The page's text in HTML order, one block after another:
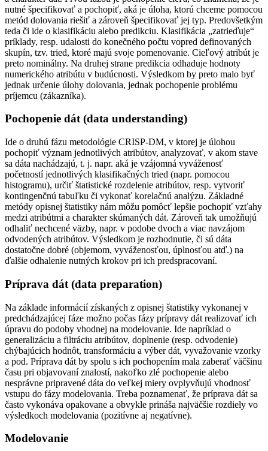
nutné špecifikovať a pochopiť, aká je úloha, ktorú chceme pomocou
metód dolovania riešiť a zároveň špecifikovať jej typ. Predovšetkým
teda či ide o klasifikáciu alebo predikciu. Klasifikácia „zatrieďuje“
príklady, resp. udalosti do konečného počtu vopred definovaných
skupín, tzv. tried, ktoré majú svoje pomenovanie. Cieľový atribút je
preto nominálny. Na druhej strane predikcia odhaduje hodnoty
numerického atribútu v budúcnosti. Výsledkom by preto malo byť
jednak určenie úlohy dolovania, jednak pochopenie problému
príjemcu (zákazníka).
Pochopenie dát (data understanding)
Ide o druhú fázu metodológie CRISP-DM, v ktorej je úlohou
pochopiť význam jednotlivých atribútov, analyzovať, v akom stave
sa dáta nachádzajú, t. j. napr. aká je vzájomná vyváženosť
početností jednotlivých klasifikačných tried (napr. pomocou
histogramu), určiť štatistické rozdelenie atribútov, resp. vytvoriť
kontingenčnú tabuľku či vykonať korelačnú analýzu. Základné
metódy opisnej štatistiky nám môžu pomôcť lepšie pochopiť vzťahy
medzi atribútmi a charakter skúmaných dát. Zároveň tak umožňujú
odhaliť nechcené väzby, napr. v podobe dvoch a viac navzájom
odvodených atribútov. Výsledkom je rozhodnutie, či sú dáta
dostatočne dobré (objemom, vyváženosťou, úplnosťou atď.) na
ďalšie odhalenie nutných krokov pri ich predspracovaní.
Príprava dát (data preparation)
Na základe informácií získaných z opisnej štatistiky vykonanej v
predchádzajúcej fáze možno počas fázy prípravy dát realizovať ich
úpravu do podoby vhodnej na modelovanie. Ide napríklad o
generalizáciu a filtráciu atribútov, doplnenie (resp. odvodenie)
chýbajúcich hodnôt, transformáciu a výber dát, vyvažovanie vzorky
a pod. Príprava dát by spolu s ich pochopením mala zaberať väčšinu
času pri objavovaní znalostí, nakoľko zlé pochopenie alebo
nesprávne pripravené dáta do veľkej miery ovplyvňujú vhodnosť
vstupu do fázy modelovania. Treba poznamenať, že príprava dát sa
často vykonáva opakovane a obvykle prináša najväčšie rozdiely vo
výsledkoch modelovania (pozitívne aj negatívne).
Modelovanie